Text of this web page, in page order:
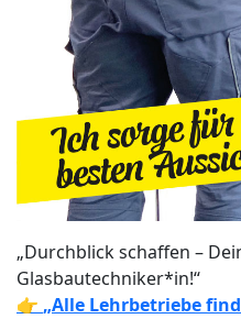
„Durchblick schaffen –
Glasbautechniker*in!“
👉 „Alle Lehrbetriebe